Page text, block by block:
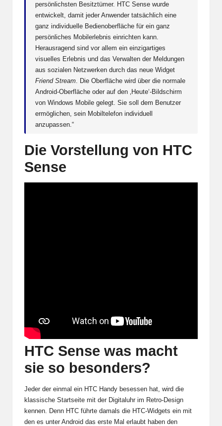
persönlichsten Besitztümer. HTC Sense wurde
entwickelt, damit jeder Anwender tatsächlich eine
ganz individuelle Bedienoberfläche für ein ganz
persönliches Mobilerlebnis einrichten kann.
Herausragend sind vor allem ein einzigartiges
visuelles Erlebnis und das Verwalten der Meldungen
aus sozialen Netzwerken durch das neue Widget
Friend Stream. Die Oberfläche wird über die normale
Android-Oberfläche oder auf den ‚Heute‘-Bildschirm
von Windows Mobile gelegt. Sie soll dem Benutzer
ermöglichen, sein Mobiltelefon individuell
anzupassen.“
Die Vorstellung von HTC
Sense
HTC Sense was macht
sie so besonders?
Jeder der einmal ein HTC Handy besessen hat, wird die
klassische Startseite mit der Digitaluhr im Retro-Design
kennen. Denn HTC führte damals die HTC-Widgets ein mit
den es unter Android das erste Mal erlaubt haben den